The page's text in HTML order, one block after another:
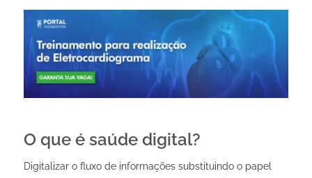
O que é saúde digital?
Digitalizar o fluxo de informações substituindo o papel